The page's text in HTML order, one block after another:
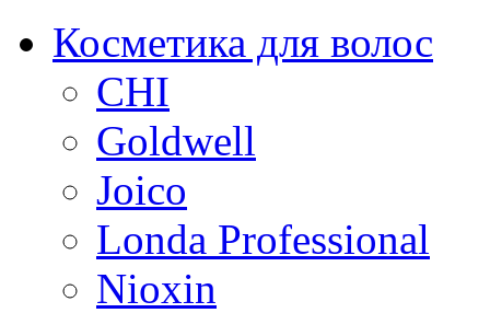
Косметика для волос
CHI
Goldwell
Joico
Londa Professional
Nioxin